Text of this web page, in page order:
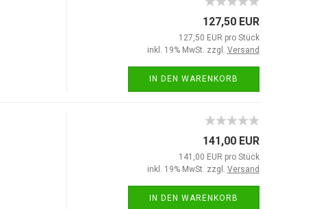
127,50 EUR
127,50 EUR pro Stück
inkl. 19% MwSt. zzgl. Versand
IN DEN WARENKORB
141,00 EUR
141,00 EUR pro Stück
inkl. 19% MwSt. zzgl. Versand
IN DEN WARENKORB